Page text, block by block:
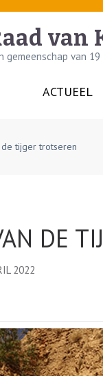
van
gemeenschap van
ACTUEEL
tijger trotseren
DE
2022